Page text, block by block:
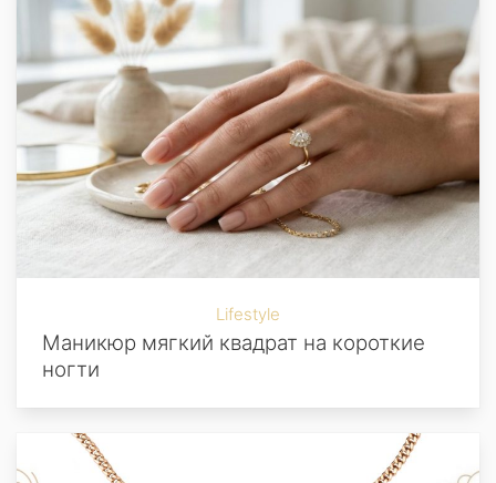
Lifestyle
Маникюр мягкий квадрат на короткие
ногти